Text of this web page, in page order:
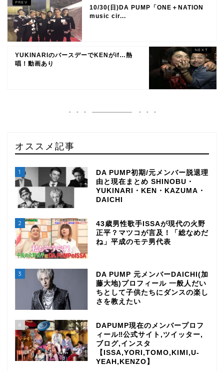
10/30(日)DA PUMP「ONE＋NATION
music cir...
YUKINARIのバースデーでKENがif…熱
唱！動画あり
オススメ記事
1
DA PUMP初期/元メンバー脱退理
由と現在まとめ SHINOBU・
YUKINARI・KEN・KAZUMA・
DAICHI
2
43歳男性歌手ISSAが現代の火野
正平？マツコが言及！「総なめだ
ね」平成のモテ男代表
3
DA PUMP 元メンバーDAICHI(加
藤大地)プロフィール 一般人だい
ちとして子供たちにダンスの楽し
さを教えたい
4
DAPUMP現在のメンバープロフ
ィール‼公式サイト,ツイッター,
ブログ,インスタ
【ISSA,YORI,TOMO,KIMI,U-
YEAH,KENZO】